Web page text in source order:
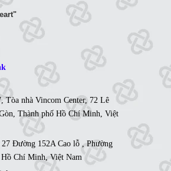
Tòa nhà Vincom Center, 72 Lê
Thành phố Hồ Chí Minh, Việt
Đường 152A Cao lỗ , Phường
Chí Minh, Việt Nam